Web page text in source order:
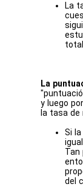
La
La
y luego
la tasa de
Si
Tan
del